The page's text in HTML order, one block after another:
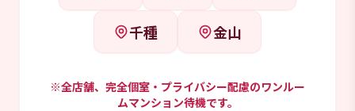
千種 金山
※全店舗、完全個室・プライバシー配慮のワンルー
ムマンション待機です。